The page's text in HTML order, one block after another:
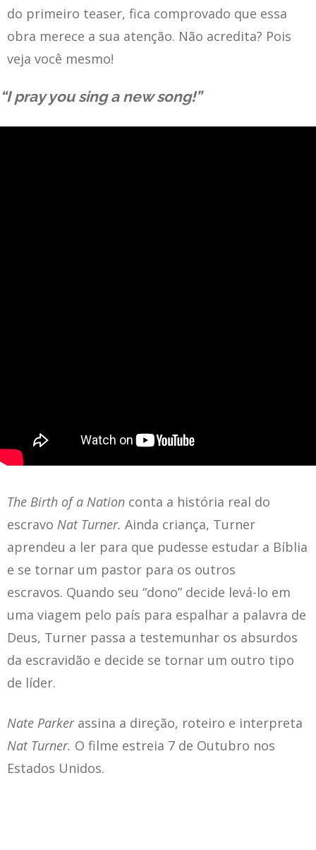
do primeiro teaser, fica comprovado que essa
obra merece a sua atenção. Não acredita? Pois
veja você mesmo!
“I pray you sing a new song!”
The Birth of a Nation conta a história real do
escravo Nat Turner. Ainda criança, Turner
aprendeu a ler para que pudesse estudar a Bíblia
e se tornar um pastor para os outros
escravos. Quando seu “dono” decide levá-lo em
uma viagem pelo país para espalhar a palavra de
Deus, Turner passa a testemunhar os absurdos
da escravidão e decide se tornar um outro tipo
de líder.
Nate Parkerassina a direção, roteiro e interpreta
Nat Turner. O filme estreia 7 de Outubro nos
Estados Unidos.